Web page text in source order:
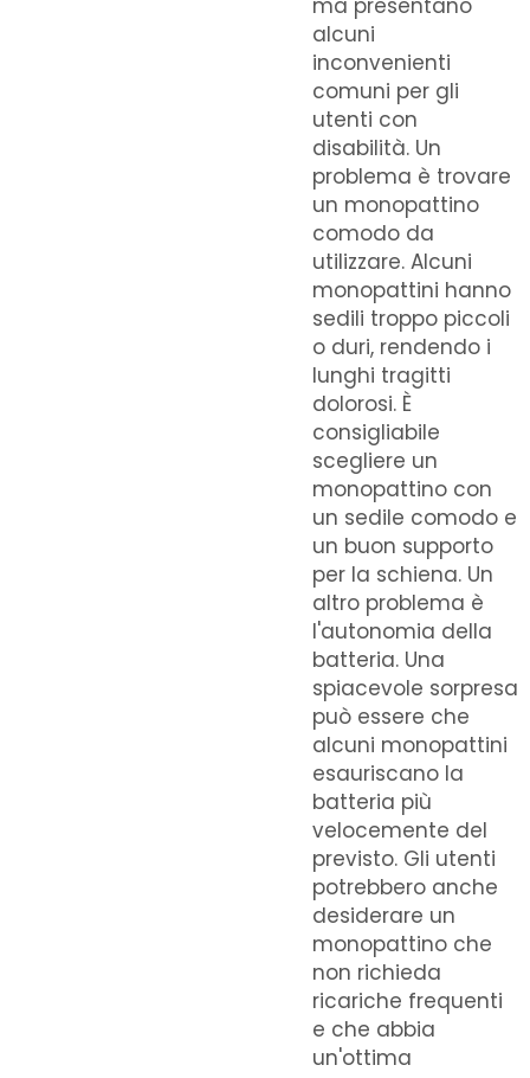
ma presentano
alcuni
inconvenienti
comuni per gli
utenti con
disabilità. Un
problema è trovare
un monopattino
comodo da
utilizzare. Alcuni
monopattini hanno
sedili troppo piccoli
o duri, rendendo i
lunghi tragitti
dolorosi. È
consigliabile
scegliere un
monopattino con
un sedile comodo e
un buon supporto
per la schiena. Un
altro problema è
l'autonomia della
batteria. Una
spiacevole sorpresa
può essere che
alcuni monopattini
esauriscano la
batteria più
velocemente del
previsto. Gli utenti
potrebbero anche
desiderare un
monopattino che
non richieda
ricariche frequenti
e che abbia
un'ottima